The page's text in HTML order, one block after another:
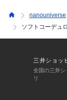
ます。正しい色
※こちらの商品
了承ください。
◆お気に入り登
nanouniverse
ソフトコーデュ
三井ショッ
全国の三井
リ